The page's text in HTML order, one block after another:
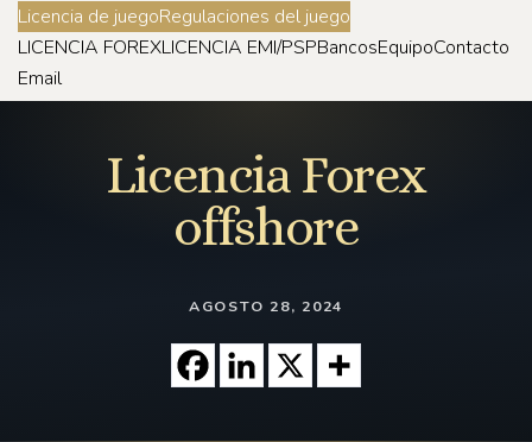
Licencia de juegoRegulaciones del juego
LICENCIA FOREXLICENCIA EMI/PSPBancosEquipoContacto
Email
Licencia Forex
offshore
AGOSTO 28, 2024